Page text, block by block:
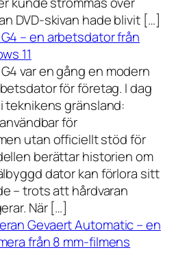
DVD-skivan hade blivit […]
– en arbetsdator från
11
var en gång en modern
för företag. I dag
teknikens gränsland:
för
utan officiellt stöd för
berättar historien om
dator kan förlora sitt
– trots att hårdvaran
När […]
Gevaert Automatic – en
från 8 mm-filmens